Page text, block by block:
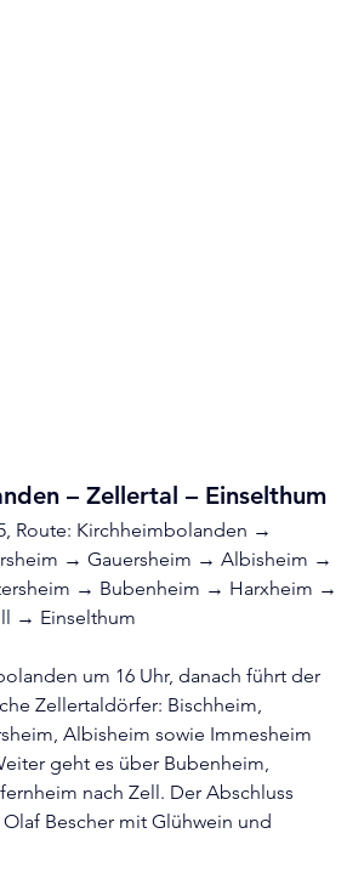
– Zellertal – Einselthum
Route: Kirchheimbolanden →
→ Gauersheim → Albisheim →
→ Bubenheim → Harxheim →
→ Einselthum
um 16 Uhr, danach führt der
Zellertaldörfer: Bischheim,
Albisheim sowie Immesheim
geht es über Bubenheim,
nach Zell. Der Abschluss
Bescher mit Glühwein und